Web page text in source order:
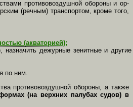
противовоздушной обороны и ор­
(речным) транспортом, кроме того,
(акваторией);
назначить дежурные зенитные и дру­гие
по ним.
противовоздушной обороны, а также
(на верхних палубах судов) в